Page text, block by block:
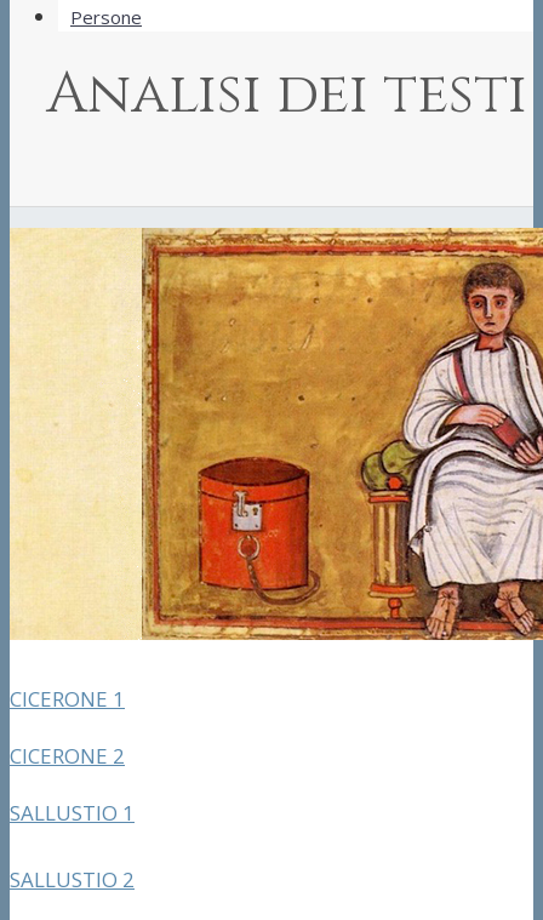
Persone
Analisi dei testi
CICERONE 1
CICERONE 2
SALLUSTIO 1
SALLUSTIO 2